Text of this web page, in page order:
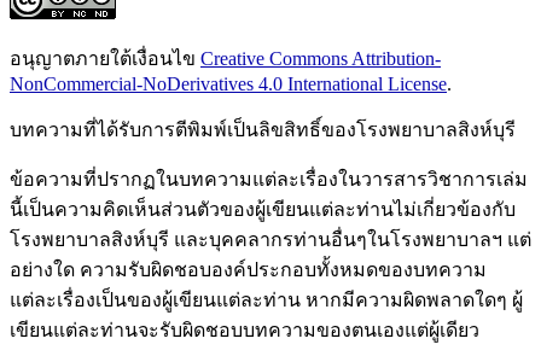
อนุญาตภายใต้เงื่อนไข Creative Commons Attribution-
NonCommercial-NoDerivatives 4.0 International License.
บทความที่ได้รับการตีพิมพ์เป็นลิขสิทธิ์ของโรงพยาบาลสิงห์บุรี
ข้อความที่ปรากฏในบทความแต่ละเรื่องในวารสารวิชาการเล่ม
นี้เป็นความคิดเห็นส่วนตัวของผู้เขียนแต่ละท่านไม่เกี่ยวข้องกับ
โรงพยาบาลสิงห์บุรี และบุคคลากรท่านอื่นๆในโรงพยาบาลฯ แต่
อย่างใด ความรับผิดชอบองค์ประกอบทั้งหมดของบทความ
แต่ละเรื่องเป็นของผู้เขียนแต่ละท่าน หากมีความผิดพลาดใดๆ ผู้
เขียนแต่ละท่านจะรับผิดชอบบทความของตนเองแต่ผู้เดียว